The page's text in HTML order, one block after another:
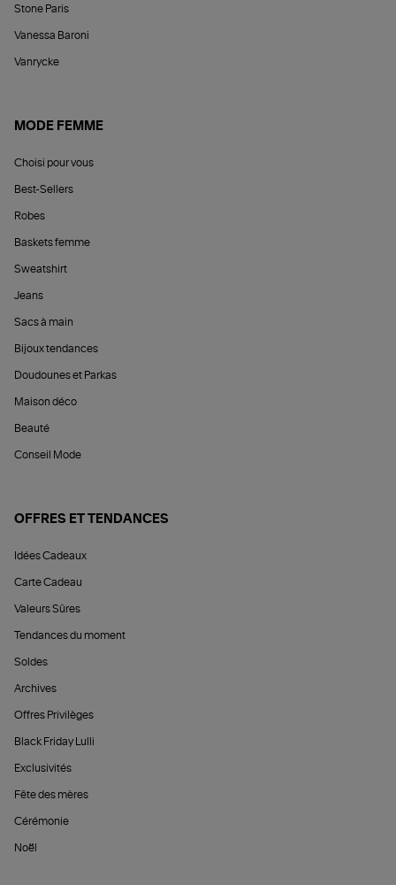
Stone Paris
Vanessa Baroni
Vanrycke
MODE FEMME
Choisi pour vous
Best-Sellers
Robes
Baskets femme
Sweatshirt
Jeans
Sacs à main
Bijoux tendances
Doudounes et Parkas
Maison déco
Beauté
Conseil Mode
OFFRES ET TENDANCES
Idées Cadeaux
Carte Cadeau
Valeurs Sûres
Tendances du moment
Soldes
Archives
Offres Privilèges
Black Friday Lulli
Exclusivités
Fête des mères
Cérémonie
Noël